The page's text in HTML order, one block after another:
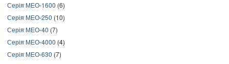
Серія МЕО-1600 (6)
Серія МЕО-250 (10)
Серія МЕО-40 (7)
Серія МЕО-4000 (4)
Серія МЕО-630 (7)